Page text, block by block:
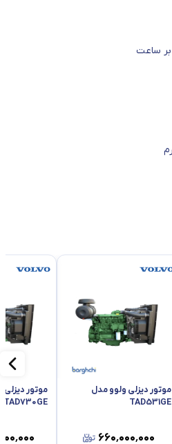
موتور دیزلی ولوو مدل
TAD531GE
۶۶۰٬۰۰۰٬۰۰۰
موتور
TAD730GE